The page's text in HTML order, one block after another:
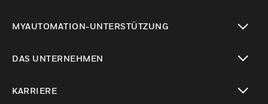
MYAUTOMATION-UNTERSTÜTZUNG
DAS UNTERNEHMEN
KARRIERE